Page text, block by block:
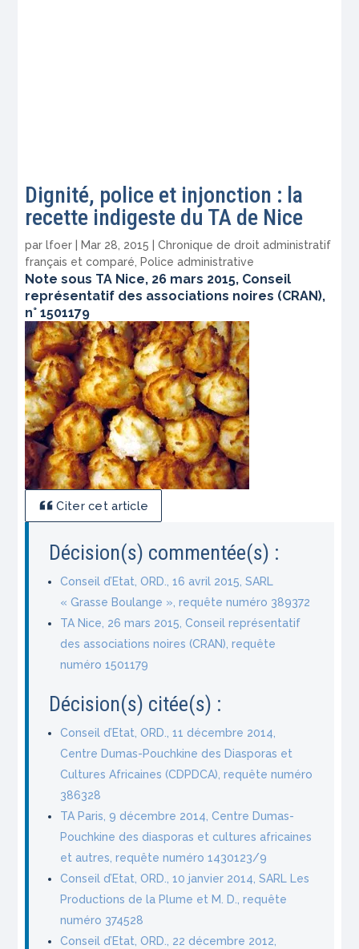
Dignité, police et injonction : la
recette indigeste du TA de Nice
parlfoer |Mar 28, 2015 |Chronique de droit administratif
français et comparé ,Police administrative
Note sous TA Nice, 26 mars 2015, Conseil
représentatif des associations noires (CRAN),
n° 1501179
Citer cet article
Décision(s) commentée(s) :
Conseil d’Etat, ORD., 16 avril 2015, SARL
« Grasse Boulange », requête numéro 389372
TA Nice, 26 mars 2015, Conseil représentatif
des associations noires (CRAN), requête
numéro 1501179
Décision(s) citée(s) :
Conseil d’Etat, ORD., 11 décembre 2014,
Centre Dumas-Pouchkine des Diasporas et
Cultures Africaines (CDPDCA), requête numéro
386328
TA Paris, 9 décembre 2014, Centre Dumas-
Pouchkine des diasporas et cultures africaines
et autres, requête numéro 1430123/9
Conseil d’Etat, ORD., 10 janvier 2014, SARL Les
Productions de la Plume et M. D., requête
numéro 374528
Conseil d’Etat, ORD., 22 décembre 2012,